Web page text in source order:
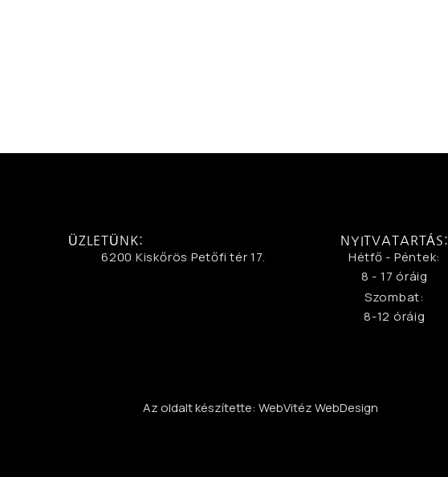
ÜZLETÜNK:
6200 Kiskőrös Petőfi tér 17.
NYITVATARTÁS:
Hétfő - Péntek:
8 - 17 óráig
Szombat:
8-12 óráig
Az oldalt készítette: WebVitéz WebDesign